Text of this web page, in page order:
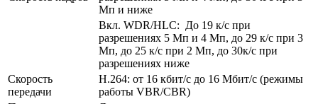
Мп и ниже
Вкл. WDR/HLC: До 19 к/с при
разрешениях 5 Мп и 4 Мп, до 29 к/с при 3
Мп, до 25 к/с при 2 Мп, до 30к/с при
разрешениях ниже
Скорость
передачи
Н.264: от 16 кбит/с до 16 Мбит/с (режимы
работы VBR/CBR)